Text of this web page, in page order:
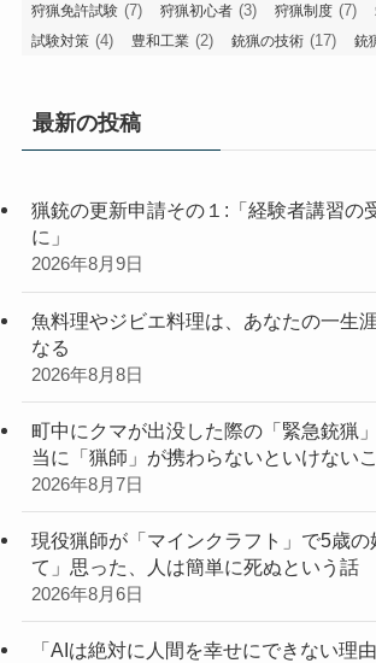
狩猟免許試験 (7) 狩猟初心者 (3) 狩猟制度 (7)
試験対策 (4) 豊和工業 (2) 銃猟の技術 (17) 銃
最新の投稿
猟銃の更新申請その１:「経験者講習の
に」
2026年8月9日
魚料理やジビエ料理は、あなたの一生
なる
2026年8月8日
町中にクマが出没した際の「緊急銃猟
当に「猟師」が携わらないといけない
2026年8月7日
現役猟師が「マインクラフト」で5歳の
て」思った、人は簡単に死ぬという話
2026年8月6日
「AIは絶対に人間を幸せにできない理